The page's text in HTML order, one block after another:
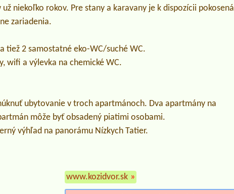
niekoľko rokov. Pre stany a karavany je k dispozícii pokosená
zariadenia.
tiež 2 samostatné eko-WC/suché WC.
wifi a výlevka na chemické WC.
ubytovanie v troch apartmánoch. Dva apartmány na
môže byť obsadený piatimi osobami.
výhľad na panorámu Nízkych Tatier.
www.kozidvor.sk »